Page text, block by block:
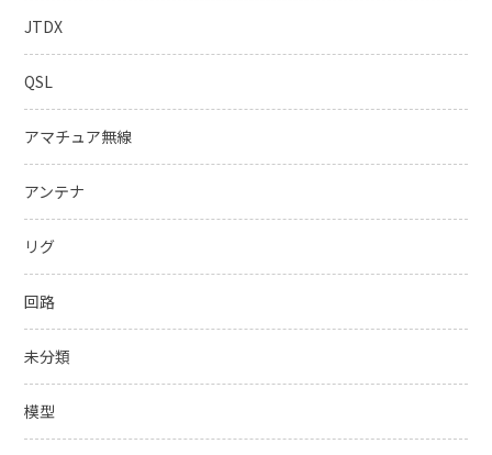
JTDX
QSL
アマチュア無線
アンテナ
リグ
回路
未分類
模型